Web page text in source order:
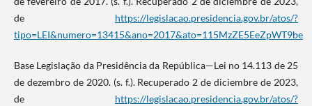
de https://legislacao.presidencia.gov.br/atos/?
tipo=LEI&numero=13415&ano=2017&ato=115MzZE5EeZpWT9be
Base Legislação da Presidência da República—Lei no 14.113 de 25
de dezembro de 2020. (s. f.). Recuperado 2 de diciembre de 2023,
de https://legislacao.presidencia.gov.br/atos/?